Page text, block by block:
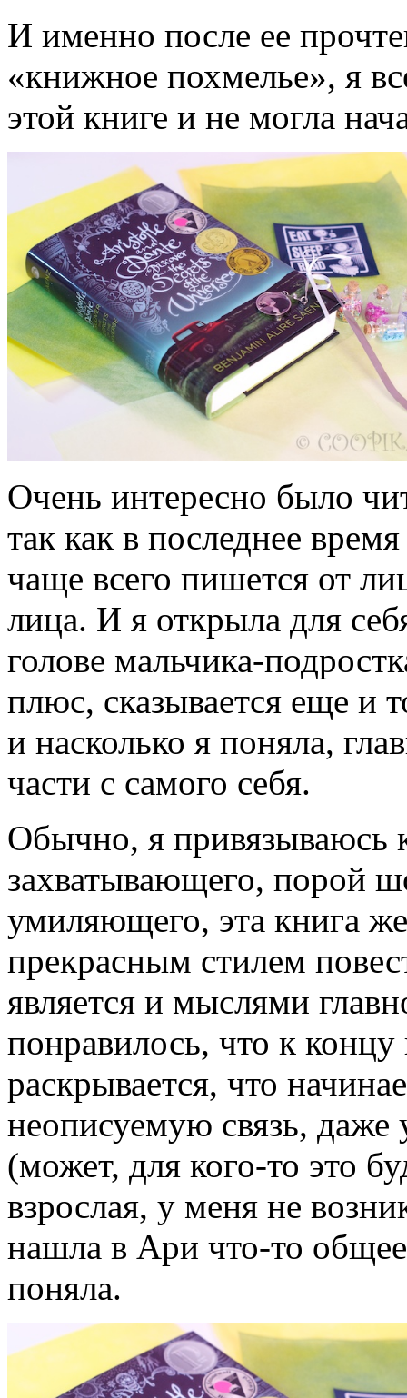
И именно после ее
«книжное похмелье», я
этой книге и не могла
Очень интересно было
так как в последнее
чаще всего пишется от
лица. И я открыла для
голове мальчика-
плюс, сказывается еще и
и насколько я поняла,
части с самого себя.
Обычно, я привязываюсь
захватывающего, порой
умиляющего, эта книга
прекрасным стилем
является и мыслями
понравилось, что к
раскрывается, что
неописуемую связь,
(может, для кого-то это
взрослая, у меня не
нашла в Ари что-то
поняла.